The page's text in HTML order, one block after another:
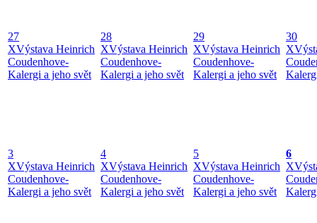
27
XVýstava Heinrich
Coudenhove-
Kalergi a jeho svět
28
XVýstava Heinrich
Coudenhove-
Kalergi a jeho svět
29
XVýstava Heinrich
Coudenhove-
Kalergi a jeho svět
30
X
3
XVýstava Heinrich
Coudenhove-
Kalergi a jeho svět
4
XVýstava Heinrich
Coudenhove-
Kalergi a jeho svět
5
XVýstava Heinrich
Coudenhove-
Kalergi a jeho svět
6
X